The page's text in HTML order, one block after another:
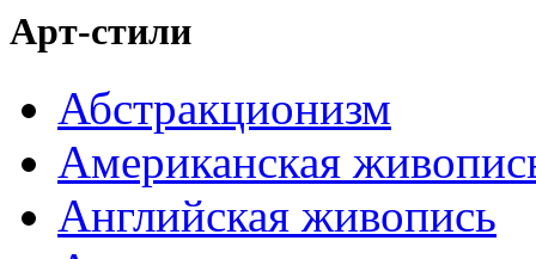
Арт-стили
Абстракционизм
Американская
Английская живопись